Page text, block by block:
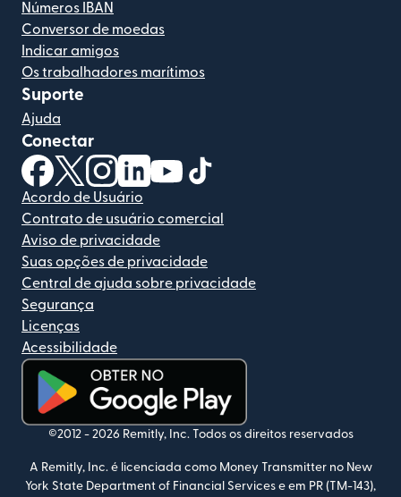
Números IBAN
Conversor de moedas
Indicar amigos
Os trabalhadores marítimos
Suporte
Ajuda
Conectar
(abre em uma nova janela)
(abre em uma nova janela)
(abre em uma nova janela)
(abre em uma nova janela)
(abre em uma nova janela)
Acordo de Usuário
Contrato de usuário comercial
Aviso de privacidade
Suas opções de privacidade
Central de ajuda sobre privacidade
Segurança
Licenças
Acessibilidade
(abre em uma nova janela)
©2012 - 2026 Remitly, Inc. Todos os direitos reservados
A Remitly, Inc. é licenciada como Money Transmitter no New
York State Department of Financial Services e em PR (TM-143),